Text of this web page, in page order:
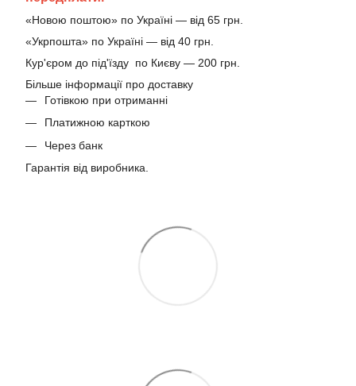
«Новою поштою» по Україні — від 65 грн.
«Укрпошта» по Україні — від 40 грн.
Кур'єром до під'їзду по Києву — 200 грн.
Більше інформації про доставку
Готівкою при отриманні
Платижною карткою
Через банк
Гарантія від виробника.